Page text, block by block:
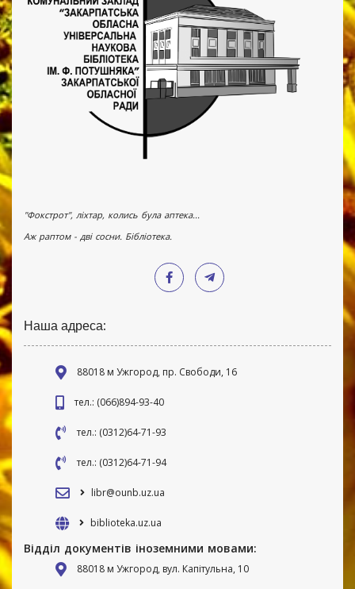
"Фокстрот", ліхтар, колись була аптека...
Аж раптом - дві сосни. Бібліотека.
Наша адреса:
88018 м Ужгород, пр. Свободи, 16
тел.: (066)894-93-40
тел.: (0312)64-71-93
тел.: (0312)64-71-94
libr@ounb.uz.ua
biblioteka.uz.ua
Відділ документів іноземними мовами:
88018 м Ужгород, вул. Капітульна, 10